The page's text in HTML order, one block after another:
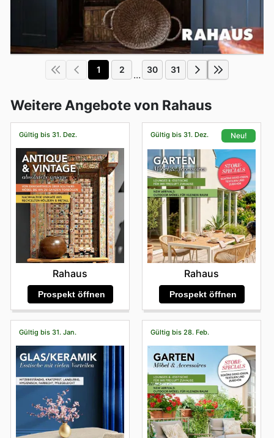
1 2 ... 30 31
Weitere Angebote von Rahaus
Gültig bis 31. Dez.
Rahaus
Prospekt öffnen
Gültig bis 31. Dez. Neu!
Rahaus
Prospekt öffnen
Gültig bis 31. Jan. Gültig bis 28. Feb.